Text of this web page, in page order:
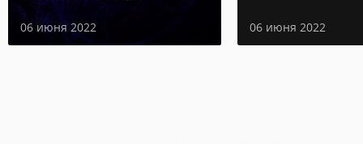
06 июня 2022 06 июня 2022